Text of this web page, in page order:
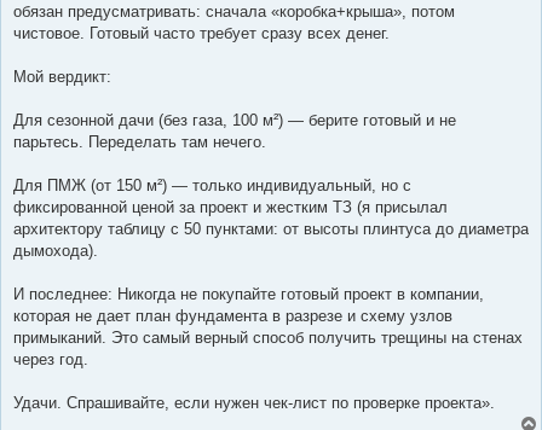
обязан предусматривать: сначала «коробка+крыша», потом
чистовое. Готовый часто требует сразу всех денег.
Мой вердикт:
Для сезонной дачи (без газа, 100 м²) — берите готовый и не
парьтесь. Переделать там нечего.
Для ПМЖ (от 150 м²) — только индивидуальный, но с
фиксированной ценой за проект и жестким ТЗ (я присылал
архитектору таблицу с 50 пунктами: от высоты плинтуса до диаметра
дымохода).
И последнее: Никогда не покупайте готовый проект в компании,
которая не дает план фундамента в разрезе и схему узлов
примыканий. Это самый верный способ получить трещины на стенах
через год.
Удачи. Спрашивайте, если нужен чек-лист по проверке проекта».